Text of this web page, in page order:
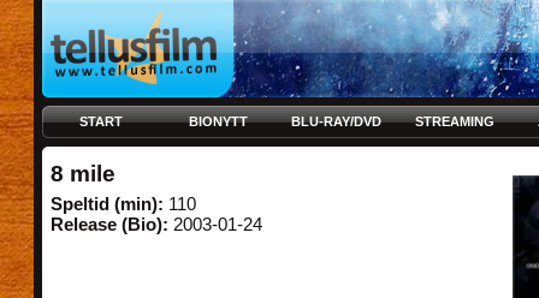
START BIONYTT BLU-RAY/DVD STREAMING
8 mile
Speltid (min): 110
Release (Bio): 2003-01-24